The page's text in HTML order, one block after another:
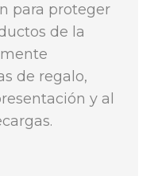
para proteger
de la
de regalo,
y al